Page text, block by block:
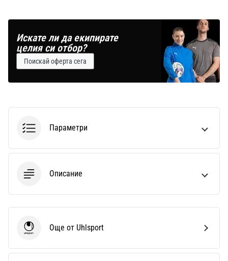
Искате ли да екипирате
целия си отбор?
Поискай оферта сега
Параметри
Описание
UhlsportОще от Uhlsport